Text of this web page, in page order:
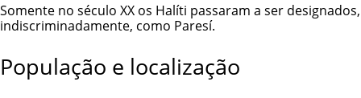
Somente no século XX os Halíti passaram a ser designados,
indiscriminadamente, como Paresí.
População e localização